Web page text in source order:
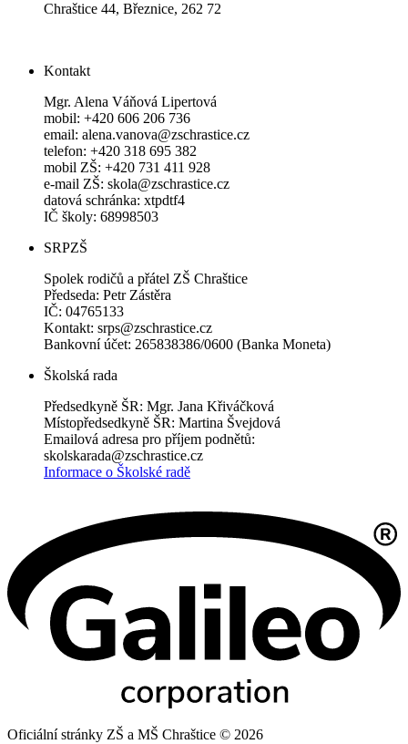
Chraštice 44, Březnice, 262 72
Kontakt
Mgr. Alena Váňová Lipertová
mobil: +420 606 206 736
email: alena.vanova@zschrastice.cz
telefon: +420 318 695 382
mobil ZŠ: +420 731 411 928
e-mail ZŠ: skola@zschrastice.cz
datová schránka: xtpdtf4
IČ školy: 68998503
SRPZŠ
Spolek rodičů a přátel ZŠ Chraštice
Předseda: Petr Zástěra
IČ: 04765133
Kontakt: srps@zschrastice.cz
Bankovní účet: 265838386/0600 (Banka Moneta)
Školská rada
Předsedkyně ŠR: Mgr. Jana Křiváčková
Místopředsedkyně ŠR: Martina Švejdová
Emailová adresa pro příjem podnětů:
skolskarada@zschrastice.cz
Informace o Školské radě
Oficiální stránky ZŠ a MŠ Chraštice © 2026